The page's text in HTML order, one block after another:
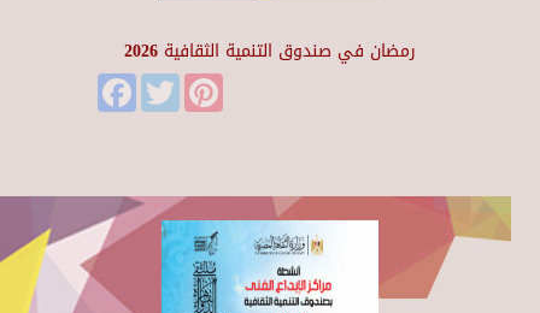
رمضان في صندوق التنمية الثقافية 2026
FacebookTwitter